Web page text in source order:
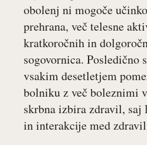
obolenj ni mogoče
prehrana, več telesne
kratkoročnih in
sogovornica. Posledično
vsakim desetletjem
bolniku z več boleznimi
skrbna izbira zdravil, saj
in interakcije med